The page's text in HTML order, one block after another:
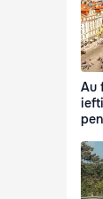
Au